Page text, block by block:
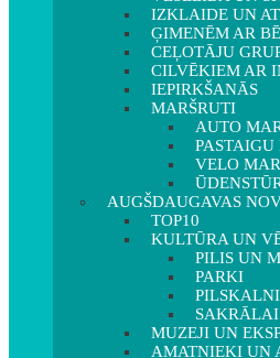
IZKLAIDE UN
ĢIMENĒM AR
CEĻOTĀJU
CILVĒKIEM AR
IEPIRKŠANĀS
MARŠRUTI
AUTO
VELO
AUGŠDAUGAVAS
TOP10
KULTŪRA UN
PILIS UN
PARKI
PILSKALNI
MUZEJI UN
AMATNIEKI UN